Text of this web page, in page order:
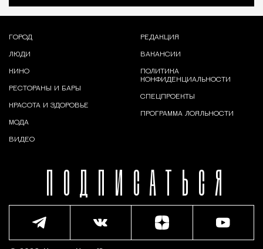
ПОДПИСАТЬСЯ
ГОРОД
ЛЮДИ
КИНО
РЕСТОРАНЫ И БАРЫ
КРАСОТА И ЗДОРОВЬЕ
МОДА
ВИДЕО
РЕДАКЦИЯ
ВАКАНСИИ
ПОЛИТИКА
КОНФИДЕНЦИАЛЬНОСТИ
СПЕЦПРОЕКТЫ
ПРОГРАММА ЛОЯЛЬНОСТИ